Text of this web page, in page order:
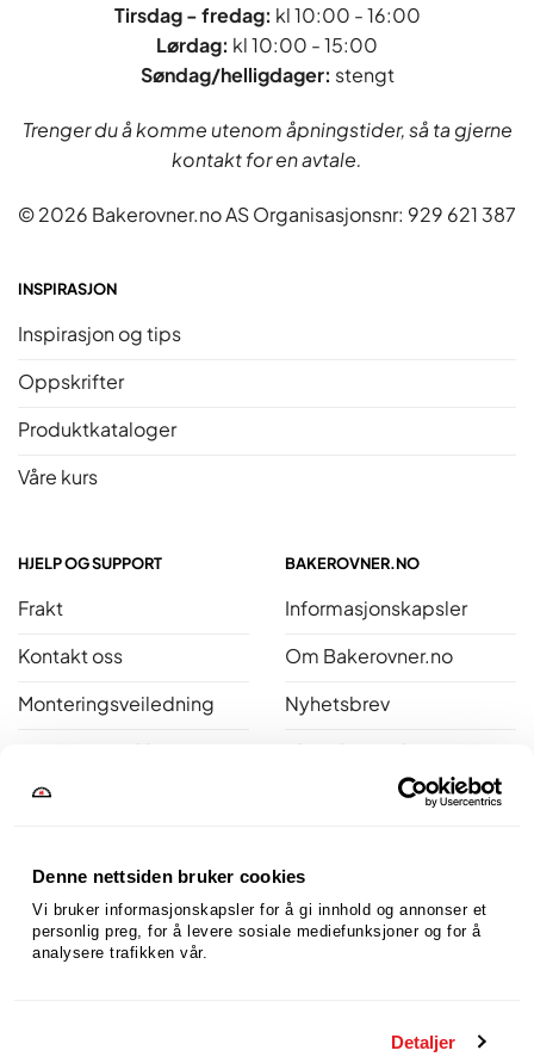
Denne nettsiden bruker cookies
Vi bruker informasjonskapsler for å gi innhold og annonser et
personlig preg, for å levere sosiale mediefunksjoner og for å
analysere trafikken vår.
Detaljer
Tirsdag - fredag: kl 10:00 - 16:00
Lørdag: kl 10:00 - 15:00
Søndag/helligdager: stengt
Trenger du å komme utenom åpningstider, så ta gjerne
kontakt for en avtale.
© 2026 Bakerovner.no AS Organisasjonsnr: 929 621 387
INSPIRASJON
Inspirasjon og tips
Oppskrifter
Produktkataloger
Våre kurs
HJELP OG SUPPORT
Frakt
Kontakt oss
Monteringsveiledning
Personvernerklæring
Salgsbetingelser
BAKEROVNER.NO
Informasjonskapsler
Om Bakerovner.no
Nyhetsbrev
Bli ambassadør